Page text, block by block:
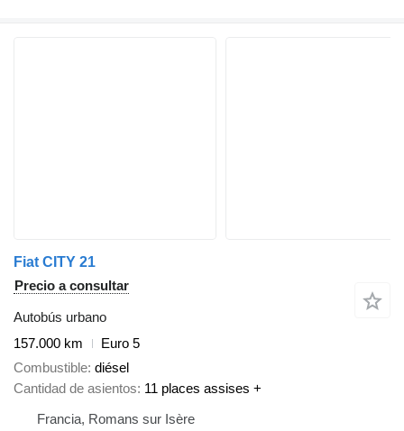
Fiat CITY 21
Precio a consultar
Autobús urbano
157.000 km
Euro 5
Combustible diésel
Cantidad de asientos 11 places assises +
Francia, Romans sur Isère